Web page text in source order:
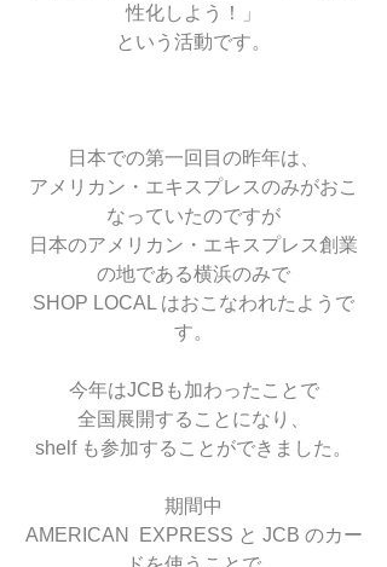
性化しよう！」
という活動です。
日本での第一回目の昨年は、
アメリカン・エキスプレスのみがおこ
なっていたのですが
日本のアメリカン・エキスプレス創業
の地である横浜のみで
SHOP LOCAL はおこなわれたようで
す。
今年はJCBも加わったことで
全国展開することになり、
shelf も参加することができました。
期間中
AMERICAN  EXPRESS と JCB のカー